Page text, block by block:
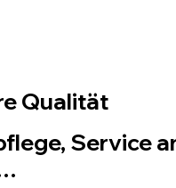
Qualität
Service